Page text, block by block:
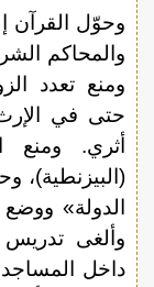
وحوّل القرآن
والمحاكم
ومنع تعدد
حتى في
أثري. ومنع
(البيزنطية)،
الدولة»
وألغى تدريس
داخل المساجد